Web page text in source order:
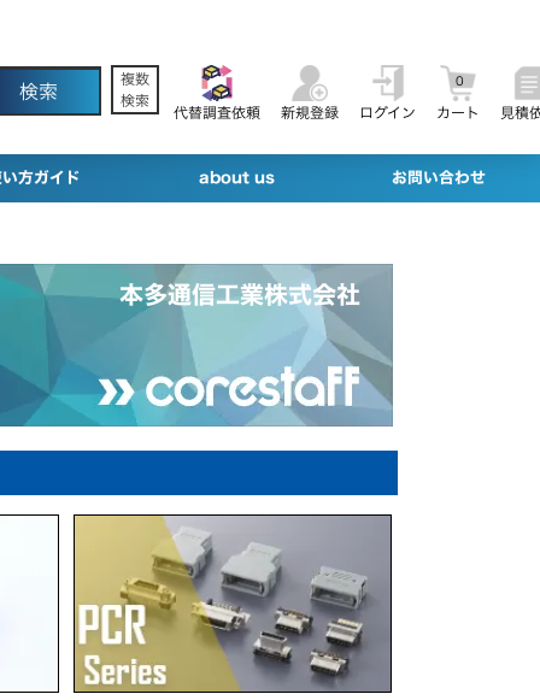
複数
検索
代替調査依頼
新規登録 ログイン カート
0
見積
方ガイド about us お問い合わせ
本多通信工業株式会社